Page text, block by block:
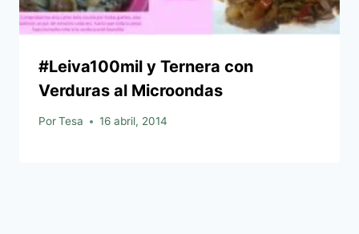
#Leiva100mil y Ternera con
Verduras al Microondas
PorTesa 16 abril, 2014